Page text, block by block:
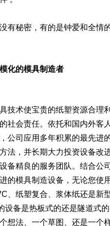
有秘密，有的是钟爱和全情
化的模具制造者
技术使宝贵的纸塑资源合理
社会责任。依托和国内外客
公司应用多年积累的最先进
法，并长期大力投资设备改
备精良的服务团队。结合公
的模具制造设备，无论您使
、纸塑复合、浆体纸还是新
设备是热板式的还是隧道式
想法、一个草图、还是一个